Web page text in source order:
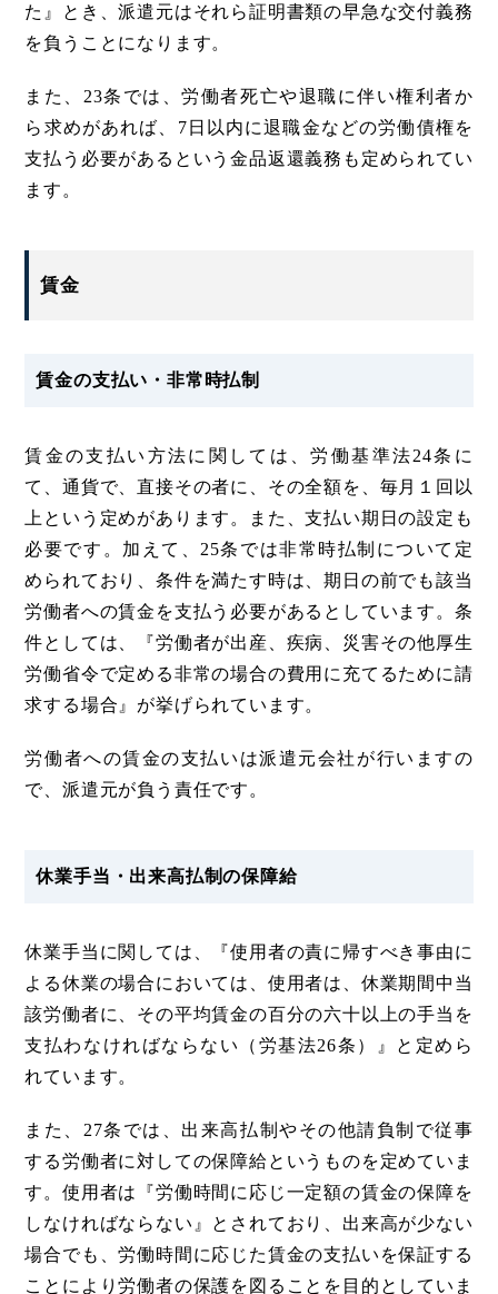
た』とき、派遣元はそれら証明書類の早急な交付義務
を負うことになります。
また、23条では、労働者死亡や退職に伴い権利者か
ら求めがあれば、7日以内に退職金などの労働債権を
支払う必要があるという金品返還義務も定められてい
ます。
賃金
賃金の支払い・非常時払制
賃金の支払い方法に関しては、労働基準法24条に
て、通貨で、直接その者に、その全額を、毎月１回以
上という定めがあります。また、支払い期日の設定も
必要です。加えて、25条では非常時払制について定
められており、条件を満たす時は、期日の前でも該当
労働者への賃金を支払う必要があるとしています。条
件としては、『労働者が出産、疾病、災害その他厚生
労働省令で定める非常の場合の費用に充てるために請
求する場合』が挙げられています。
労働者への賃金の支払いは派遣元会社が行いますの
で、派遣元が負う責任です。
休業手当・出来高払制の保障給
休業手当に関しては、『使用者の責に帰すべき事由に
よる休業の場合においては、使用者は、休業期間中当
該労働者に、その平均賃金の百分の六十以上の手当を
支払わなければならない（労基法26条）』と定めら
れています。
また、27条では、出来高払制やその他請負制で従事
する労働者に対しての保障給というものを定めていま
す。使用者は『労働時間に応じ一定額の賃金の保障を
しなければならない』とされており、出来高が少ない
場合でも、労働時間に応じた賃金の支払いを保証する
ことにより労働者の保護を図ることを目的としていま